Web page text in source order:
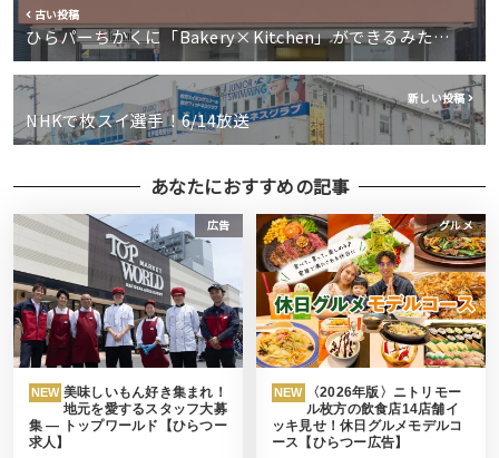
古い投稿
ひらパーちかくに「Bakery×Kitchen」ができるみた…
新しい投稿
NHKで枚スイ選手！6/14放送
あなたにおすすめの記事
広告
NEW 美味しいもん好き集まれ！
地元を愛するスタッフ大募
集 ― トップワールド【ひらつー
求人】
グルメ
NEW
〈2026年版〉ニトリモー
ル枚方の飲食店14店舗イ
ッキ見せ！休日グルメモデルコ
ース【ひらつー広告】